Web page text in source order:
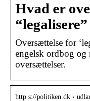
Hvad er
Oversættelse for
engelsk ordbog og
oversættelser.
http s://politiken.dk ›